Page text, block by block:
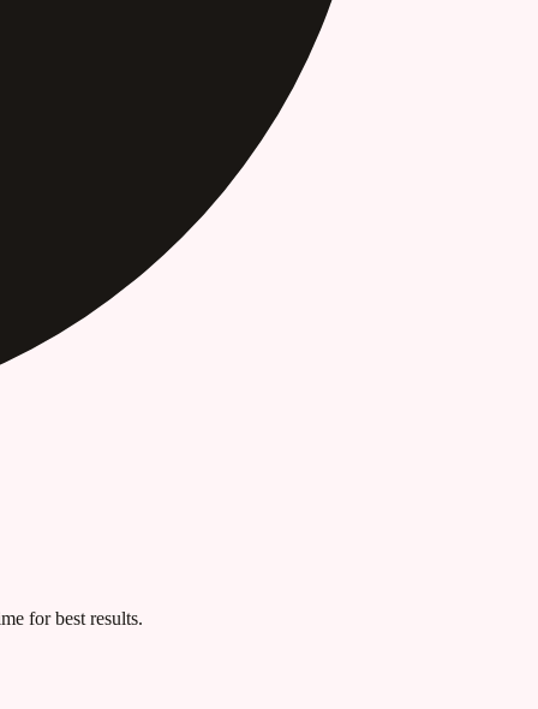
for best results.